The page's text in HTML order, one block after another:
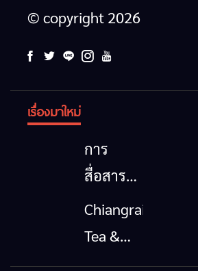
© copyright 2026
เรื่องมาใหม่
การ
สื่อสาร
โทรคมนาคม
กรณีภัย
Chiangrai
Tea &
Coffee